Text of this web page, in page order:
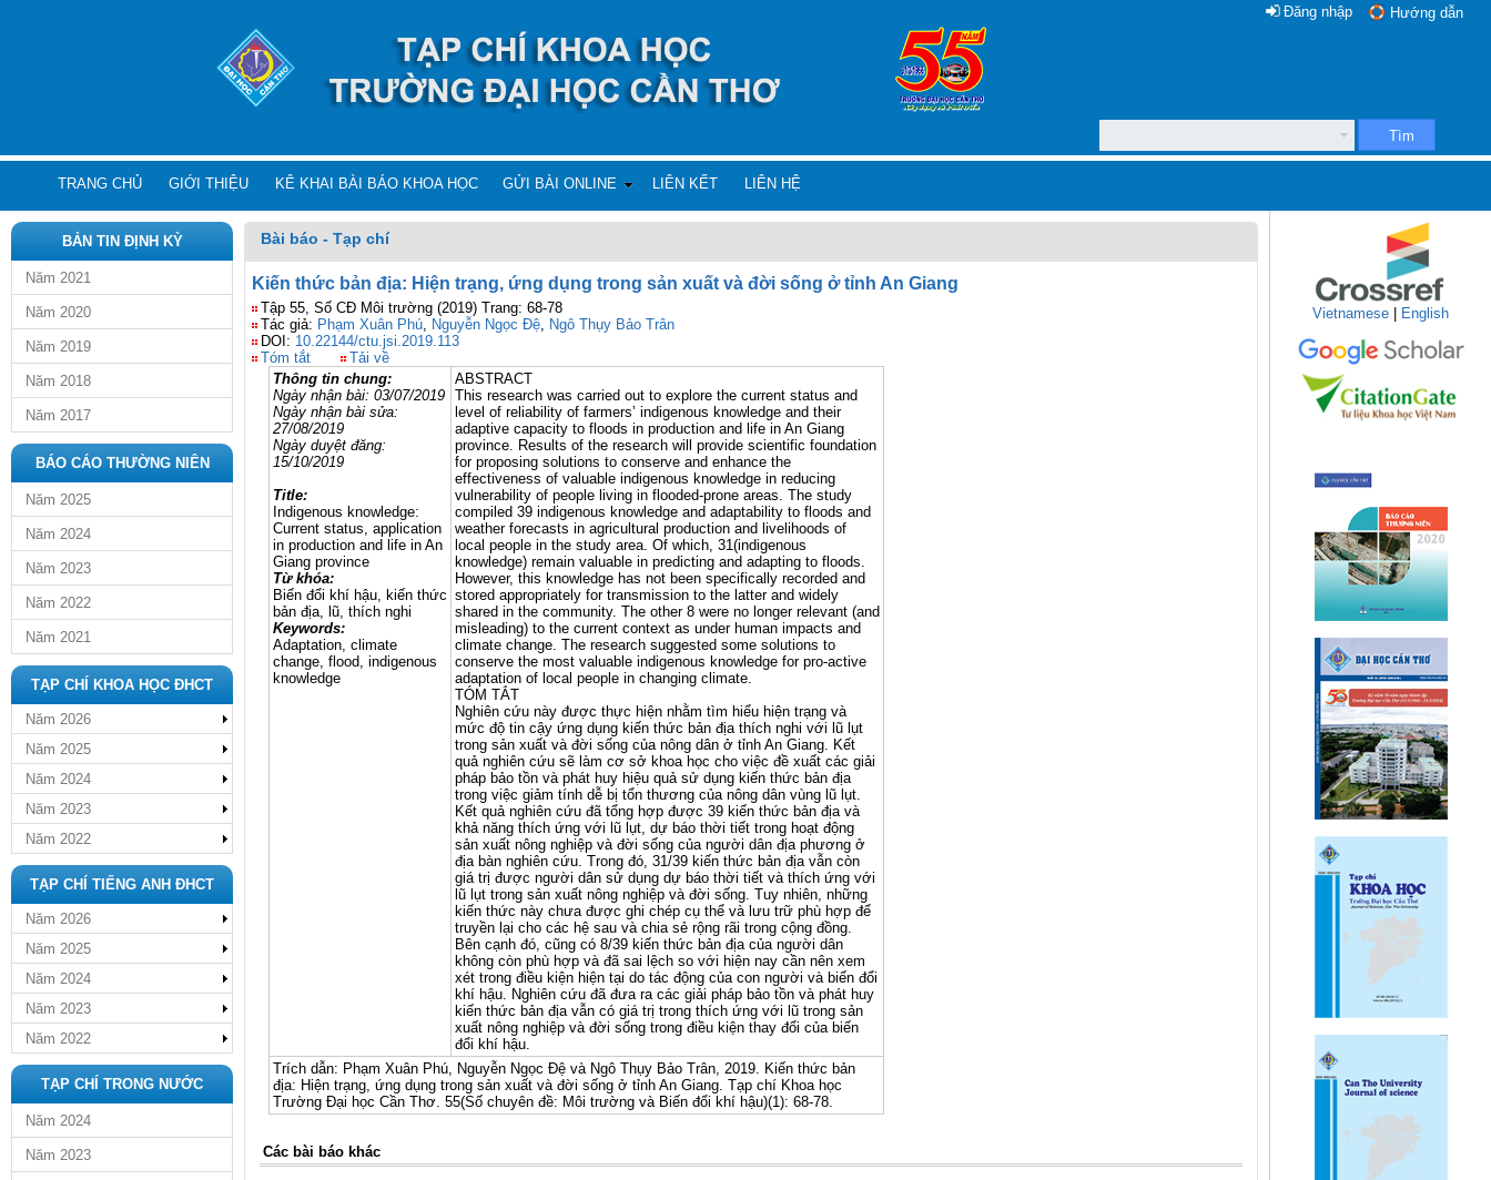
Hướng dẫn
Đăng nhập
Tìm
TRANG CHỦ GIỚI THIỆU KÊ KHAI BÀI BÁO KHOA HỌC GỬI BÀI ONLINE LIÊN KẾT LIÊN HỆ
BẢN TIN ĐỊNH KỲ
Năm 2021
Năm 2020
Năm 2019
Năm 2018
Năm 2017
BÁO CÁO THƯỜNG NIÊN
Năm 2025
Năm 2024
Năm 2023
Năm 2022
Năm 2021
TẠP CHÍ KHOA HỌC ĐHCT
Năm 2026
Năm 2025
Năm 2024
Năm 2023
Năm 2022
TẠP CHÍ TIẾNG ANH ĐHCT
Năm 2026
Năm 2025
Năm 2024
Năm 2023
Năm 2022
TẠP CHÍ TRONG NƯỚC
Năm 2024
Năm 2023
Bài báo - Tạp chí
Kiến thức bản địa: Hiện trạng, ứng dụng trong sản xuất và đời sống ở tỉnh An Giang
Tập 55, Số CĐ Môi trường (2019) Trang: 68-78
Tác giả: Phạm Xuân Phú, Nguyễn Ngọc Đệ, Ngô Thụy Bảo Trân
DOI: 10.22144/ctu.jsi.2019.113
Tóm tắt
Tải về
Thông tin chung:
Ngày nhận bài: 03/07/2019
Ngày nhận bài sửa:
27/08/2019
Ngày duyệt đăng:
15/10/2019
Title:
Indigenous knowledge:
Current status, application
in production and life in An
Giang province
Từ khóa:
Biến đổi khí hậu, kiến thức
bản địa, lũ, thích nghi
Keywords:
Adaptation, climate
change, flood, indigenous
knowledge
ABSTRACT
This research was carried out to explore the current status and
level of reliability of farmers’ indigenous knowledge and their
adaptive capacity to floods in production and life in An Giang
province. Results of the research will provide scientific foundation
for proposing solutions to conserve and enhance the
effectiveness of valuable indigenous knowledge in reducing
vulnerability of people living in flooded-prone areas. The study
compiled 39 indigenous knowledge and adaptability to floods and
weather forecasts in agricultural production and livelihoods of
local people in the study area. Of which, 31(indigenous
knowledge) remain valuable in predicting and adapting to floods.
However, this knowledge has not been specifically recorded and
stored appropriately for transmission to the latter and widely
shared in the community. The other 8 were no longer relevant (and
misleading) to the current context as under human impacts and
climate change. The research suggested some solutions to
conserve the most valuable indigenous knowledge for pro-active
adaptation of local people in changing climate.
TÓM TẮT
Nghiên cứu này được thực hiện nhằm tìm hiểu hiện trạng và
mức độ tin cậy ứng dụng kiến thức bản địa thích nghi với lũ lụt
trong sản xuất và đời sống của nông dân ở tỉnh An Giang. Kết
quả nghiên cứu sẽ làm cơ sở khoa học cho việc đề xuất các giải
pháp bảo tồn và phát huy hiệu quả sử dụng kiến thức bản địa
trong việc giảm tính dễ bị tổn thương của nông dân vùng lũ lụt.
Kết quả nghiên cứu đã tổng hợp được 39 kiến thức bản địa và
khả năng thích ứng với lũ lụt, dự báo thời tiết trong hoạt động
sản xuất nông nghiệp và đời sống của người dân địa phương ở
địa bàn nghiên cứu. Trong đó, 31/39 kiến thức bản địa vẫn còn
giá trị được người dân sử dụng dự báo thời tiết và thích ứng với
lũ lụt trong sản xuất nông nghiệp và đời sống. Tuy nhiên, những
kiến thức này chưa được ghi chép cụ thể và lưu trữ phù hợp để
truyền lại cho các hệ sau và chia sẻ rộng rãi trong cộng đồng.
Bên cạnh đó, cũng có 8/39 kiến thức bản địa của người dân
không còn phù hợp và đã sai lệch so với hiện nay cần nên xem
xét trong điều kiện hiện tại do tác động của con người và biến đổi
khí hậu. Nghiên cứu đã đưa ra các giải pháp bảo tồn và phát huy
kiến thức bản địa vẫn có giá trị trong thích ứng với lũ trong sản
xuất nông nghiệp và đời sống trong điều kiện thay đổi của biến
đổi khí hậu.
Trích dẫn: Phạm Xuân Phú, Nguyễn Ngọc Đệ và Ngô Thụy Bảo Trân, 2019. Kiến thức bản
địa: Hiện trạng, ứng dụng trong sản xuất và đời sống ở tỉnh An Giang. Tạp chí Khoa học
Trường Đại học Cần Thơ. 55(Số chuyên đề: Môi trường và Biến đổi khí hậu)(1): 68-78.
Các bài báo khác
Vietnamese English